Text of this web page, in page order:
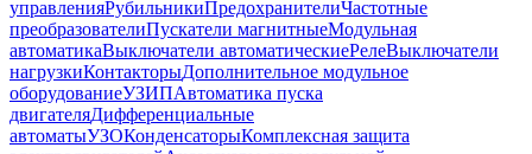
управленияРубильникиПредохранителиЧастотные
преобразователиПускатели магнитныеМодульная
автоматикаВыключатели автоматическиеРелеВыключатели
нагрузкиКонтакторыДополнительное модульное
оборудованиеУЗИПАвтоматика пуска
двигателяДифференциальные
автоматыУЗОКонденсаторыКомплексная защита